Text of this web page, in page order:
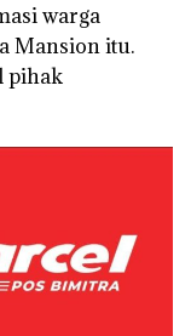
warga
Mansion itu.
pihak